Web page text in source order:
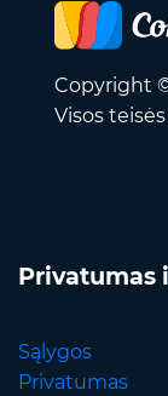
Copyright
Visos
Privatumas
Sąlygos
Privatumas